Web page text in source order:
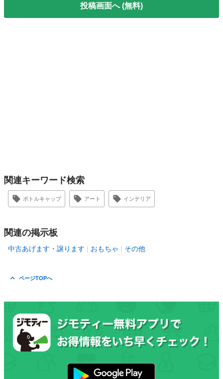
投稿画面へ (無料)
関連キーワード検索
ボトルキャップ アート インテリア
関連の掲示板
中古あげます・譲ります おもちゃ その他
ページTOPへ